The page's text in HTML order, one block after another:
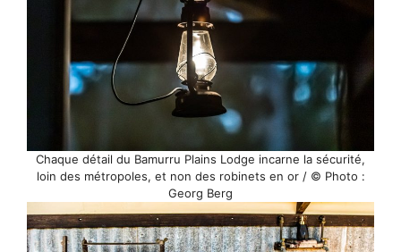
Chaque détail du Bamurru Plains Lodge incarne la sécurité,
loin des métropoles, et non des robinets en or / © Photo :
Georg Berg